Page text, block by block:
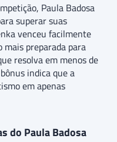
Paula Badosa
superar suas
venceu facilmente
preparada para
resolva em menos de
indica que a
em apenas
do Paula Badosa